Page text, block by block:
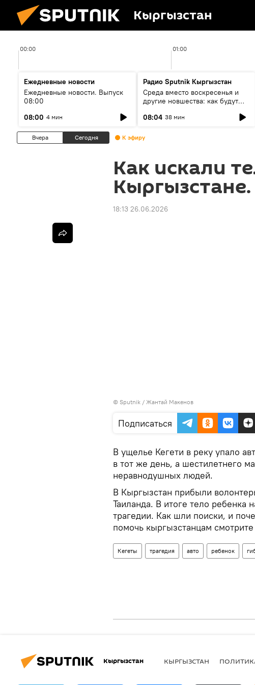
Кыргызстан
00:00 01:00
Ежедневные новости
Ежедневные новости. Выпуск
08:00
08:00 4 мин
Радио Sputnik Кыргызстан
Среда вместо воскресенья и
другие новшества: как будут
08:04 38 мин
Вчера Сегодня К эфиру
Как искали
18:13 26.06.2026
© Sputnik / Жантай Макенов
Подписаться
В ущелье Кегети в реку упало
в тот же день, а шестилетнего
неравнодушных людей.
В Кыргызстан прибыли
Таиланда. В итоге тело ребенка
трагедии. Как шли поиски, и
помочь кыргызстанцам
Кегеты трагедия авто ребенок
Кыргызстан КЫРГЫЗСТАН